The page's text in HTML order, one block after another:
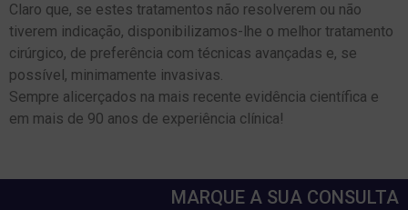
Claro que, se estes tratamentos não resolverem ou não
tiverem indicação, disponibilizamos-lhe o melhor tratamento
cirúrgico, de preferência com técnicas avançadas e, se
possível, minimamente invasivas.
Sempre alicerçados na mais recente evidência científica e
em mais de 90 anos de experiência clínica!
MARQUE A SUA CONSULTA